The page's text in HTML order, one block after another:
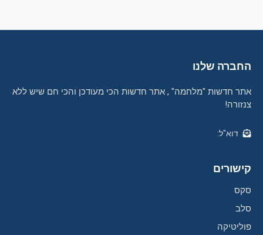
החברה שלנו
אתר חדשות "מלחמה" , אתר חדשות הכי מעודכן והכי חם שיש ללא
צנזורה!
דוא"ל:
קישורים
סקס
סלב
פוליטיקה